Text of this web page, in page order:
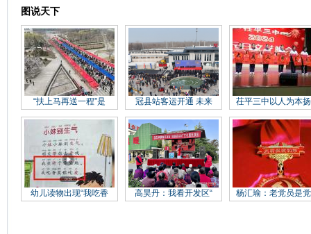
图说天下
“扶上马再送一程”是 冠县站客运开通 未来 茌平三中以人为本
幼儿读物出现“我吃香 高昊丹：我看开发区“ 杨汇瑜：老党员是